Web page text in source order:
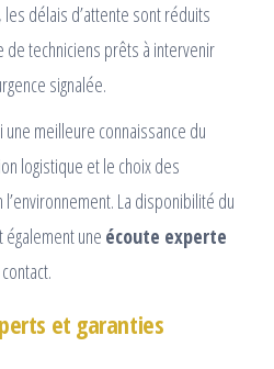
, les délais d’attente sont réduits
de techniciens prêts à intervenir
signalée.
meilleure connaissance du
logistique et le choix des
La disponibilité du
une écoute experte
et garanties